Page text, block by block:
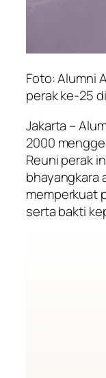
Foto: Alumni
perak ke-25
Jakarta –
2000
Reuni perak
bhayangkara
memperkuat
serta bakti